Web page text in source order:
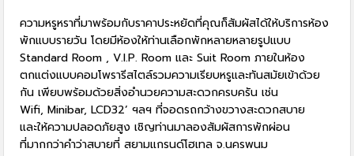
ความหรูหราที่มาพร้อมกับราคาประหยัดที่คุณก็สัมผัสได้ให้บริการห้อง
พักแบบรายวัน โดยมีห้องให้ท่านเลือกพักหลายหลายรูปแบบ
Standard Room , V.I.P. Room และ Suit Room ภายในห้อง
ตกแต่งแบบคอมโพรารีสไตล์รวมความเรียบหรูและทันสมัยเข้าด้วย
กัน เพียบพร้อมด้วยสิ่งอำนวยความสะดวกครบครัน เช่น
Wifi, Minibar, LCD32’ ฯลฯ ที่จอดรถกว้างขวางสะดวกสบาย
และให้ความปลอดภัยสูง เชิญท่านมาลองสัมผัสการพักผ่อน
ที่มากกว่าคำว่าสบายที่ สยามแกรนด์โฮเทล จ.นครพนม